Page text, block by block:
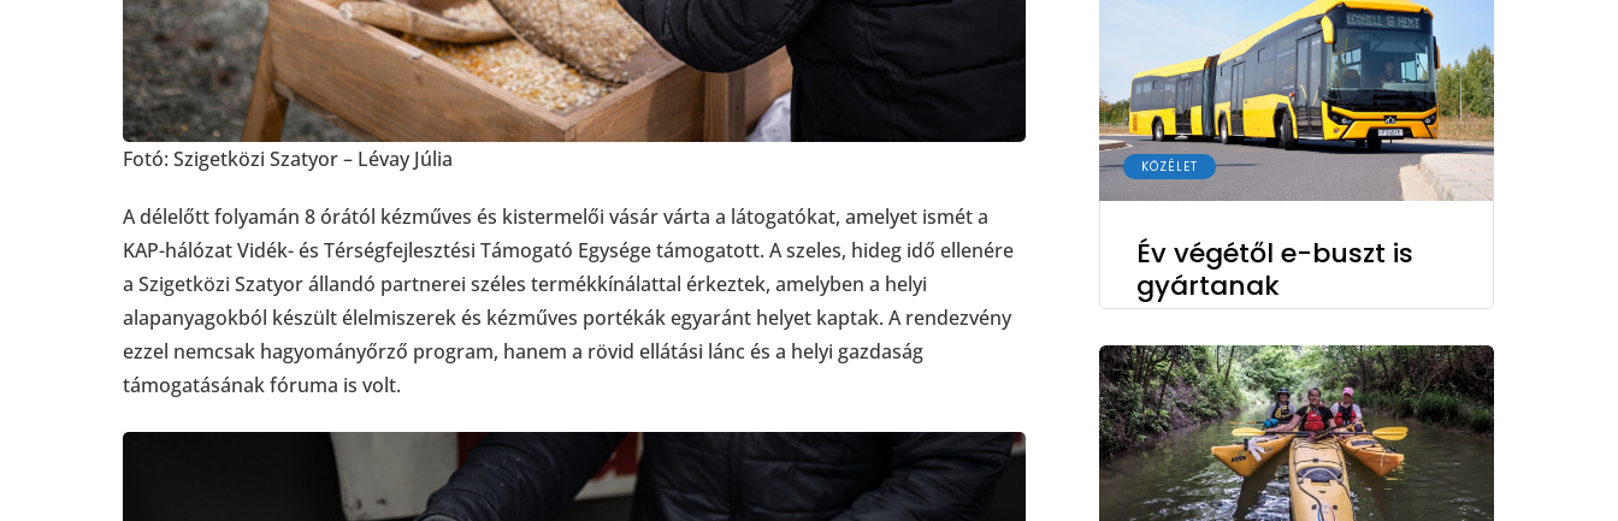
Fotó: Szigetközi Szatyor – Lévay Júlia
A délelőtt folyamán 8 órától kézműves és kistermelői vásár várta a látogatókat, amelyet ismét a
KAP-hálózat Vidék- és Térségfejlesztési Támogató Egysége támogatott. A szeles, hideg idő ellenére
a Szigetközi Szatyor állandó partnerei széles termékkínálattal érkeztek, amelyben a helyi
alapanyagokból készült élelmiszerek és kézműves portékák egyaránt helyet kaptak. A rendezvény
ezzel nemcsak hagyományőrző program, hanem a rövid ellátási lánc és a helyi gazdaság
támogatásának fóruma is volt.
KÖZÉLET
Év végétől e-buszt is
gyártanak